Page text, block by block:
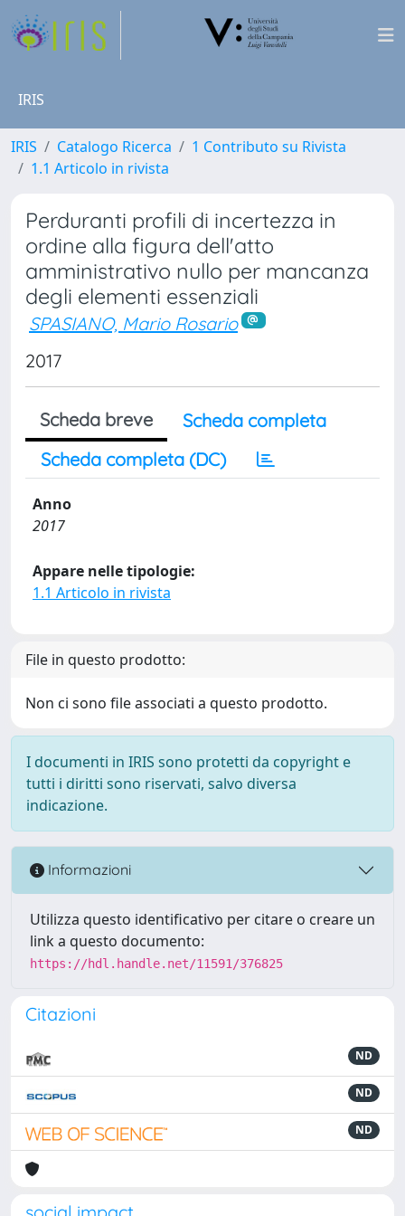
IRIS
IRIS Catalogo Ricerca
1 Contributo su Rivista
1.1 Articolo in rivista
Perduranti profili di incertezza in
ordine alla figura dell'atto
amministrativo nullo per mancanza
degli elementi essenziali
SPASIANO, Mario Rosario
2017
Scheda breve
Scheda completa
Scheda completa (DC)
Anno
2017
Appare nelle tipologie:
1.1 Articolo in rivista
File in questo prodotto:
Non ci sono file associati a questo prodotto.
I documenti in IRIS sono protetti da copyright e
tutti i diritti sono riservati, salvo diversa
indicazione.
Informazioni
Utilizza questo identificativo per citare o creare un
link a questo documento:
https://hdl.handle.net/11591/376825
Citazioni
ND
ND
ND